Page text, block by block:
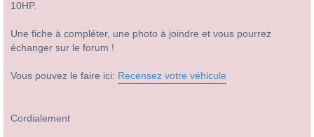
10HP.
Une fiche à compléter, une photo à joindre et vous pourrez
échanger sur le forum !
Vous pouvez le faire ici: Recensez votre véhicule
Cordialement